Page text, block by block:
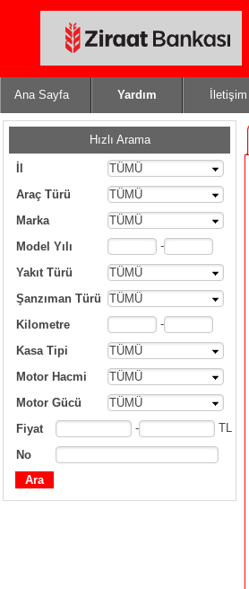
Ana Sayfa Yardım İletişim
Hızlı Arama
TÜMÜ
Araç Türü
TÜMÜ
Marka
TÜMÜ
Model Yılı
-
Yakıt Türü
TÜMÜ
Şanzıman Türü
TÜMÜ
Kilometre
-
Kasa Tipi
TÜMÜ
Motor Hacmi
TÜMÜ
Motor Gücü
TÜMÜ
Fiyat
- TL
No